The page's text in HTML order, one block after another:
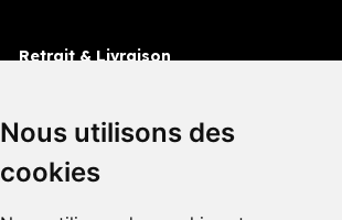
Nous utilisons des
cookies
Retrait & Livraison
Livraisons